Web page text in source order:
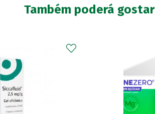
Também poderá gostar